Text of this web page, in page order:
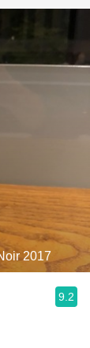
2017
9.2